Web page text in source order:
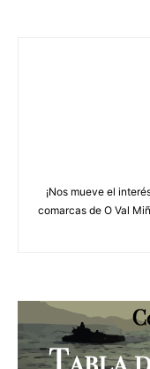
¡Nos mueve el
comarcas de O Val